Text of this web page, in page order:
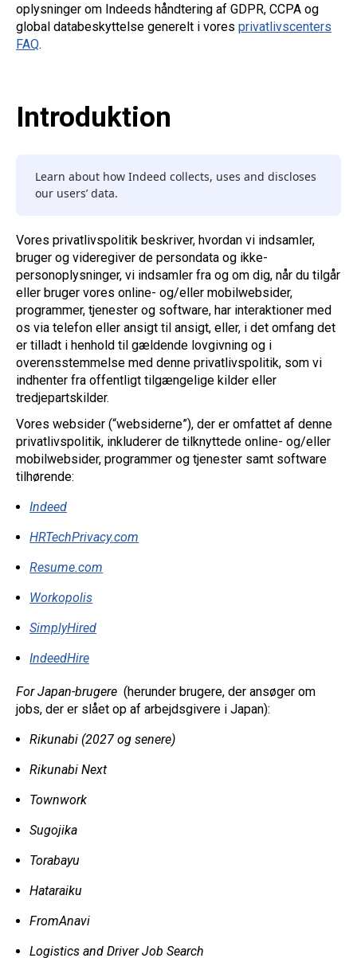
oplysninger om Indeeds håndtering af GDPR, CCPA og
global databeskyttelse generelt i vores privatlivscenters
FAQ.
Introduktion
Learn about how Indeed collects, uses and discloses
our users’ data.
Vores privatlivspolitik beskriver, hvordan vi indsamler,
bruger og videregiver de persondata og ikke-
personoplysninger, vi indsamler fra og om dig, når du tilgår
eller bruger vores online- og/eller mobilwebsider,
programmer, tjenester og software, har interaktioner med
os via telefon eller ansigt til ansigt, eller, i det omfang det
er tilladt i henhold til gældende lovgivning og i
overensstemmelse med denne privatlivspolitik, som vi
indhenter fra offentligt tilgængelige kilder eller
tredjepartskilder.
Vores websider (“websiderne”), der er omfattet af denne
privatlivspolitik, inkluderer de tilknyttede online- og/eller
mobilwebsider, programmer og tjenester samt software
tilhørende:
Indeed
HRTechPrivacy.com
Resume.com
Workopolis
SimplyHired
IndeedHire
For Japan-brugere (herunder brugere, der ansøger om
jobs, der er slået op af arbejdsgivere i Japan):
Rikunabi (2027 og senere)
Rikunabi Next
Townwork
Sugojika
Torabayu
Hataraiku
FromAnavi
Logistics and Driver Job Search